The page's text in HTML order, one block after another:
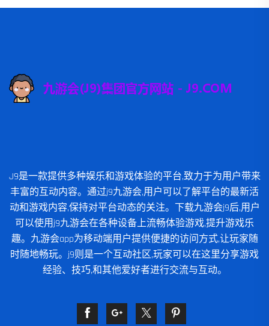
J9是一款提供多种娱乐和游戏体验的平台,致力于为用户带来
丰富的互动内容。通过j9九游会,用户可以了解平台的最新活
动和游戏内容,保持对平台动态的关注。下载九游会j9后,用户
可以使用j9九游会在各种设备上流畅体验游戏,提升游戏乐
趣。九游会app为移动端用户提供便捷的访问方式,让玩家随
时随地畅玩。j9则是一个互动社区,玩家可以在这里分享游戏
经验、技巧,和其他爱好者进行交流与互动。